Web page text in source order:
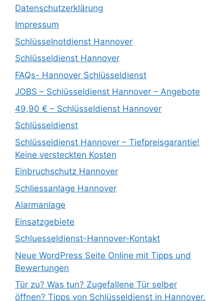
Datenschutzerklärung
Impressum
Schlüsselnotdienst Hannover
Schlüsseldienst Hannover
FAQs- Hannover Schlüsseldienst
JOBS – Schlüsseldienst Hannover – Angebote
49,90 € – Schlüsseldienst Hannover
Schlüsseldienst
Schlüsseldienst Hannover – Tiefpreisgarantie!
Keine versteckten Kosten
Einbruchschutz Hannover
Schliessanlage Hannover
Alarmanlage
Einsatzgebiete
Schluesseldienst-Hannover-Kontakt
Neue WordPress Seite Online mit Tipps und
Bewertungen
Tür zu? Was tun? Zugefallene Tür selber
öffnen? Tipps von Schlüsseldienst in Hannover.